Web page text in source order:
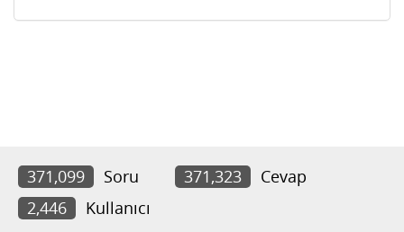
371,099 Soru 371,323
Cevap
2,446
Kullanıcı